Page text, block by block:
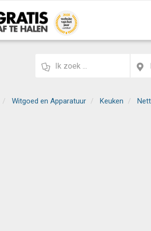
Witgoed en Apparatuur Keuken